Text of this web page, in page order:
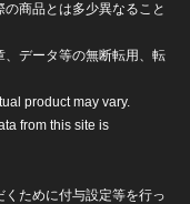
商品とは多少異なること
データ等の無断転用、転
product may vary.
from this site is
ために付与設定等を行っ